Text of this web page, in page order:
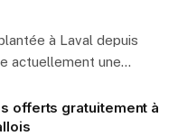
à Laval depuis
actuellement une…
offerts gratuitement à